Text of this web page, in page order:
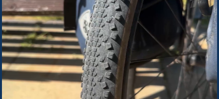
Про деньги
Между тем
Наши гости
Про культуру
Это кино
Разговоры о важном